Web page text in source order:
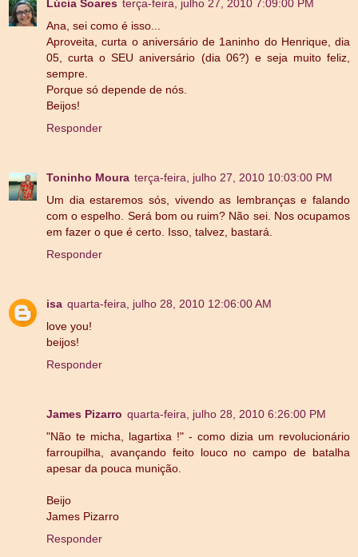
Lúcia Soares terça-feira, julho 27, 2010 7:09:00 PM
Ana, sei como é isso...
Aproveita, curta o aniversário de 1aninho do Henrique, dia
05, curta o SEU aniversário (dia 06?) e seja muito feliz,
sempre.
Porque só depende de nós.
Beijos!
Responder
Toninho Moura terça-feira, julho 27, 2010 10:03:00 PM
Um dia estaremos sós, vivendo as lembranças e falando
com o espelho. Será bom ou ruim? Não sei. Nos ocupamos
em fazer o que é certo. Isso, talvez, bastará.
Responder
isa quarta-feira, julho 28, 2010 12:06:00 AM
love you!
beijos!
Responder
James Pizarro quarta-feira, julho 28, 2010 6:26:00 PM
"Não te micha, lagartixa !" - como dizia um revolucionário
farroupilha, avançando feito louco no campo de batalha
apesar da pouca munição.
Beijo
James Pizarro
Responder